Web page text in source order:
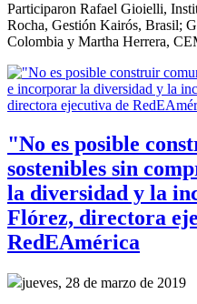
Participaron Rafael Gioielli,
Rocha, Gestión Kairós, Brasil;
Colombia y Martha Herrera,
"No es posible
sostenibles sin
la diversidad y la
Flórez, directora
RedEAmérica
jueves, 28 de marzo de 2019